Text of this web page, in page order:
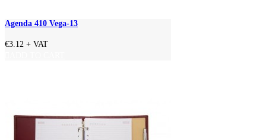
Agenda 410 Vega-13
€3.12 + VAT